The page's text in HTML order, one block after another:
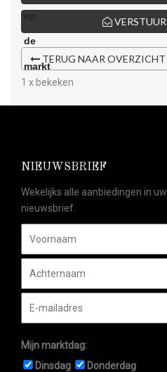
VERSTUUR
TERUG NAAR OVERZICHT
1 x bekeken
NIEUWSBRIEF
Wekelijks alle aanbiedingen in
nieuwsbrief.
Mijn marktdag:
Dinsdag
Donderdag